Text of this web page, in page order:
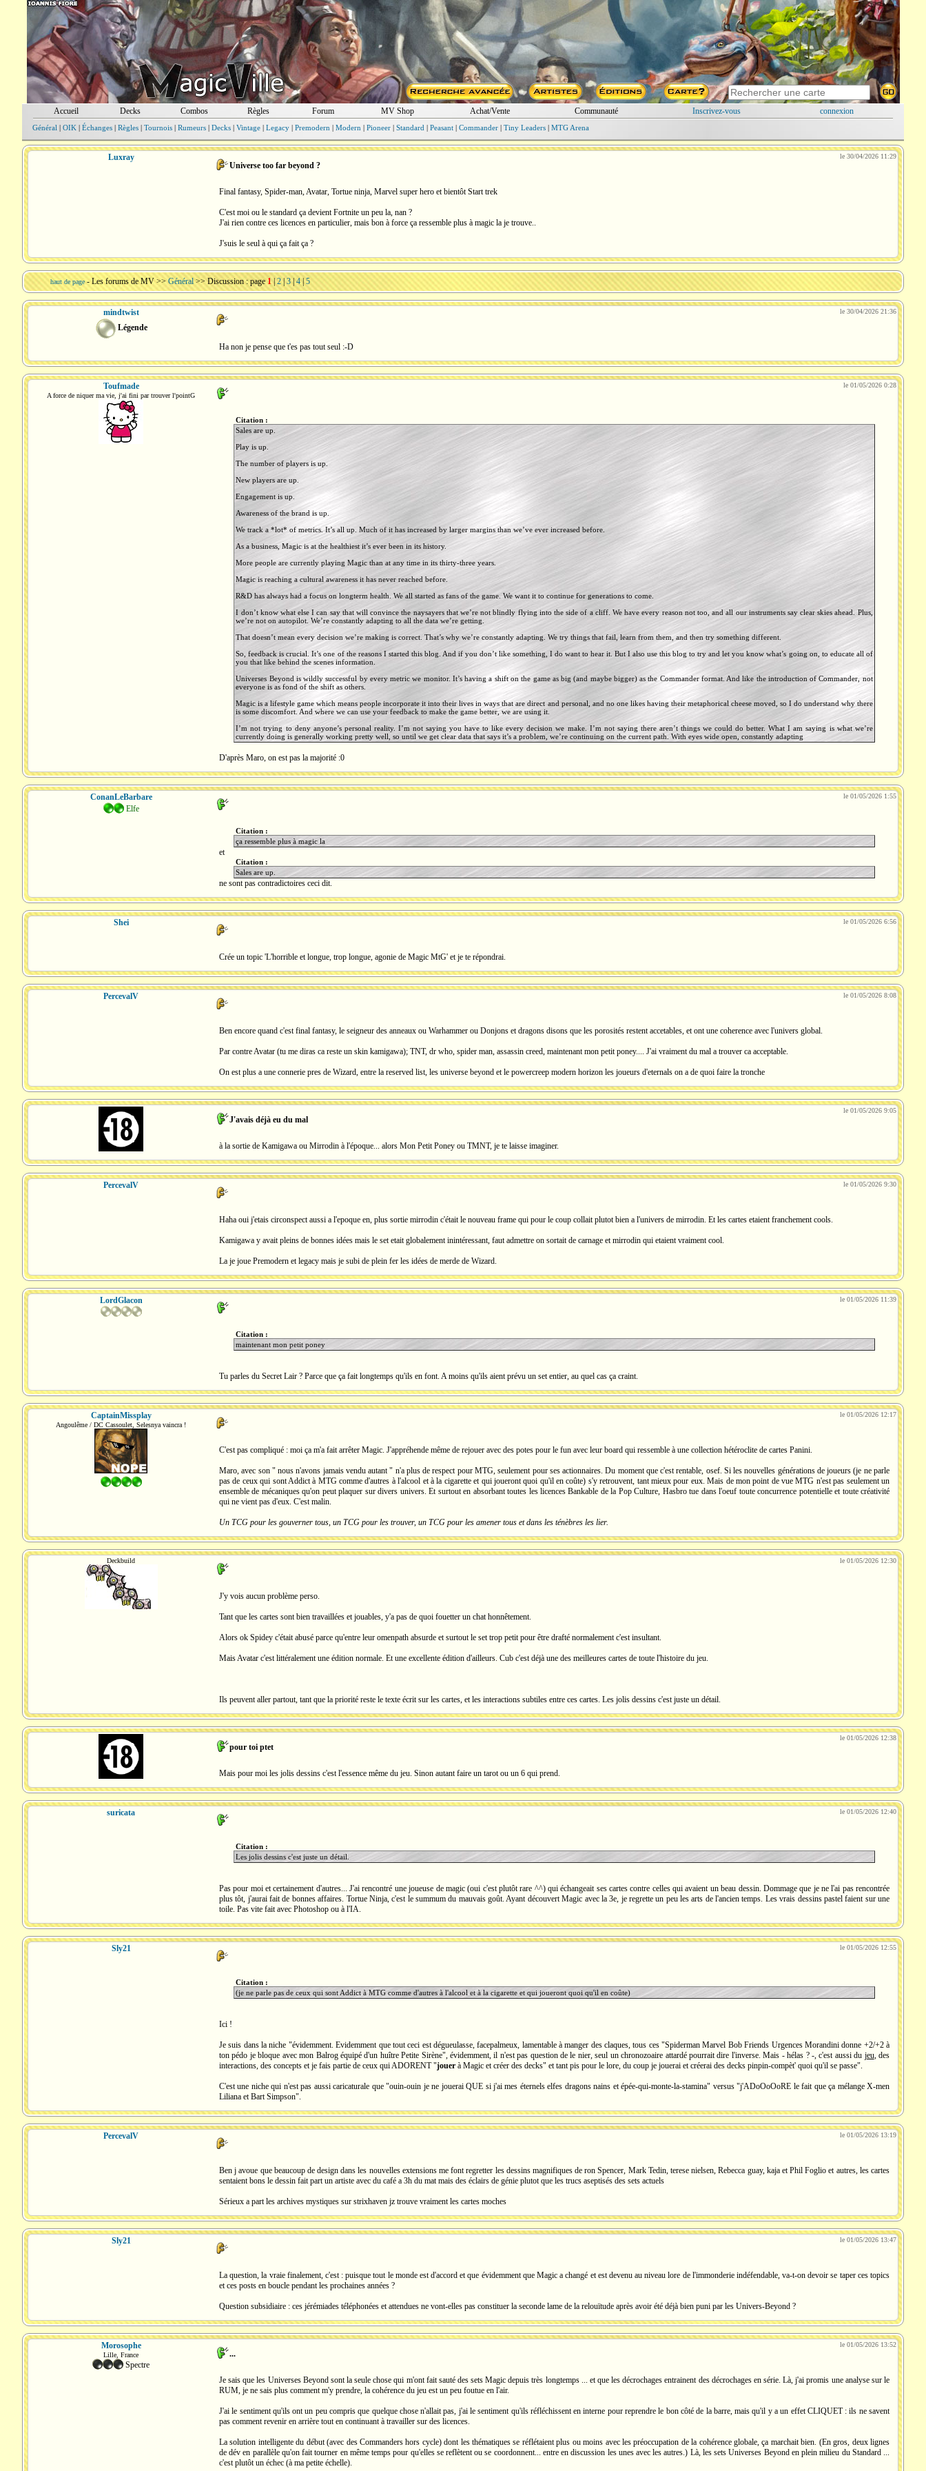
Accueil Decks Combos Règles Forum MV Shop Achat/Vente Communauté Inscrivez-vous connexion
Général | OIK | Échanges| Règles| Tournois| Rumeurs| Decks| Vintage| Legacy| Premodern | Modern | Pioneer| Standard | Peasant| Commander| Tiny Leaders| MTG Arena
Luxray
Universe too far beyond ?
le 30/04/2026 11:29
Final fantasy, Spider-man, Avatar, Tortue ninja, Marvel super hero et bientôt Start trek
C'est moi ou le standard ça devient Fortnite un peu la, nan ?
J'ai rien contre ces licences en particulier, mais bon à force ça ressemble plus à magic la je trouve..
J'suis le seul à qui ça fait ça ?
haut de page- Les forums de MV>> Général>> Discussion : page 1|2|3|4|5
mindtwist
Légende
le 30/04/2026 21:36
Ha non je pense que t'es pas tout seul :-D
Toufmade
A force de niquer ma vie, j'ai fini par trouver l'pointG
le 01/05/2026 0:28
Citation :
Sales are up.
Play is up.
The number of players is up.
New players are up.
Engagement is up.
Awareness of the brand is up.
We track a *lot* of metrics. It’s all up. Much of it has increased by larger margins than we’ve ever increased before.
As a business, Magic is at the healthiest it’s ever been in its history.
More people are currently playing Magic than at any time in its thirty-three years.
Magic is reaching a cultural awareness it has never reached before.
R&D has always had a focus on longterm health. We all started as fans of the game. We want it to continue for generations to come.
I don’t know what else I can say that will convince the naysayers that we’re not blindly flying into the side of a cliff. We have every reason not too, and all our instruments say clear skies ahead. Plus,
we’re not on autopilot. We’re constantly adapting to all the data we’re getting.
That doesn’t mean every decision we’re making is correct. That’s why we’re constantly adapting. We try things that fail, learn from them, and then try something different.
So, feedback is crucial. It’s one of the reasons I started this blog. And if you don’t like something, I do want to hear it. But I also use this blog to try and let you know what’s going on, to educate all of
you that like behind the scenes information.
Universes Beyond is wildly successful by every metric we monitor. It’s having a shift on the game as big (and maybe bigger) as the Commander format. And like the introduction of Commander, not
everyone is as fond of the shift as others.
Magic is a lifestyle game which means people incorporate it into their lives in ways that are direct and personal, and no one likes having their metaphorical cheese moved, so I do understand why there
is some discomfort. And where we can use your feedback to make the game better, we are using it.
I’m not trying to deny anyone’s personal reality. I’m not saying you have to like every decision we make. I’m not saying there aren’t things we could do better. What I am saying is what we’re
currently doing is generally working pretty well, so until we get clear data that says it’s a problem, we’re continuing on the current path. With eyes wide open, constantly adapting
D'après Maro, on est pas la majorité :0
ConanLeBarbare
Elfe
le 01/05/2026 1:55
Citation :
ça ressemble plus à magic la
et
Citation :
Sales are up.
ne sont pas contradictoires ceci dit.
Shei le 01/05/2026 6:56
Crée un topic 'L'horrible et longue, trop longue, agonie de Magic MtG' et je te répondrai.
PercevalV le 01/05/2026 8:08
Ben encore quand c'est final fantasy, le seigneur des anneaux ou Warhammer ou Donjons et dragons disons que les porosités restent accetables, et ont une coherence avec l'univers global.
Par contre Avatar (tu me diras ca reste un skin kamigawa); TNT, dr who, spider man, assassin creed, maintenant mon petit poney.... J'ai vraiment du mal a trouver ca acceptable.
On est plus a une connerie pres de Wizard, entre la reserved list, les universe beyond et le powercreep modern horizon les joueurs d'eternals on a de quoi faire la tronche
J'avais déjà eu du mal
le 01/05/2026 9:05
à la sortie de Kamigawa ou Mirrodin à l'époque... alors Mon Petit Poney ou TMNT, je te laisse imaginer.
PercevalV le 01/05/2026 9:30
Haha oui j'etais circonspect aussi a l'epoque en, plus sortie mirrodin c'était le nouveau frame qui pour le coup collait plutot bien a l'univers de mirrodin. Et les cartes etaient franchement cools.
Kamigawa y avait pleins de bonnes idées mais le set etait globalement inintéressant, faut admettre on sortait de carnage et mirrodin qui etaient vraiment cool.
La je joue Premodern et legacy mais je subi de plein fer les idées de merde de Wizard.
LordGlacon le 01/05/2026 11:39
Citation :
maintenant mon petit poney
Tu parles du Secret Lair ? Parce que ça fait longtemps qu'ils en font. A moins qu'ils aient prévu un set entier, au quel cas ça craint.
CaptainMissplay
Angoulême / DC Cassoulet, Selesnya vaincra !
le 01/05/2026 12:17
C'est pas compliqué : moi ça m'a fait arrêter Magic. J'appréhende même de rejouer avec des potes pour le fun avec leur board qui ressemble à une collection hétéroclite de cartes Panini.
Maro, avec son " nous n'avons jamais vendu autant " n'a plus de respect pour MTG, seulement pour ses actionnaires. Du moment que c'est rentable, osef. Si les nouvelles générations de joueurs (je ne parle
pas de ceux qui sont Addict à MTG comme d'autres à l'alcool et à la cigarette et qui joueront quoi qu'il en coûte) s'y retrouvent, tant mieux pour eux. Mais de mon point de vue MTG n'est pas seulement un
ensemble de mécaniques qu'on peut plaquer sur divers univers. Et surtout en absorbant toutes les licences Bankable de la Pop Culture, Hasbro tue dans l'oeuf toute concurrence potentielle et toute créativité
qui ne vient pas d'eux. C'est malin.
Un TCG pour les gouverner tous, un TCG pour les trouver, un TCG pour les amener tous et dans les ténèbres les lier.
Deckbuild le 01/05/2026 12:30
J'y vois aucun problème perso.
Tant que les cartes sont bien travaillées et jouables, y'a pas de quoi fouetter un chat honnêtement.
Alors ok Spidey c'était abusé parce qu'entre leur omenpath absurde et surtout le set trop petit pour être drafté normalement c'est insultant.
Mais Avatar c'est littéralement une édition normale. Et une excellente édition d'ailleurs. Cub c'est déjà une des meilleures cartes de toute l'histoire du jeu.
Ils peuvent aller partout, tant que la priorité reste le texte écrit sur les cartes, et les interactions subtiles entre ces cartes. Les jolis dessins c'est juste un détail.
pour toi ptet
le 01/05/2026 12:38
Mais pour moi les jolis dessins c'est l'essence même du jeu. Sinon autant faire un tarot ou un 6 qui prend.
suricata le 01/05/2026 12:40
Citation :
Les jolis dessins c'est juste un détail.
Pas pour moi et certainement d'autres... J'ai rencontré une joueuse de magic (oui c'est plutôt rare ^^) qui échangeait ses cartes contre celles qui avaient un beau dessin. Dommage que je ne l'ai pas rencontrée
plus tôt, j'aurai fait de bonnes affaires. Tortue Ninja, c'est le summum du mauvais goût. Ayant découvert Magic avec la 3e, je regrette un peu les arts de l'ancien temps. Les vrais dessins pastel faient sur une
toile. Pas vite fait avec Photoshop ou à l'IA.
Sly21 le 01/05/2026 12:55
Citation :
(je ne parle pas de ceux qui sont Addict à MTG comme d'autres à l'alcool et à la cigarette et qui joueront quoi qu'il en coûte)
Ici !
Je suis dans la niche "évidemment. Evidemment que tout ceci est dégueulasse, facepalmeux, lamentable à manger des claques, tous ces "Spiderman Marvel Bob Friends Urgences Morandini donne +2/+2 à
ton pédo je bloque avec mon Balrog équipé d'un huître Petite Sirène", évidemment, il n'est pas question de le nier, seul un chronozoaire attardé pourrait dire l'inverse. Mais - hélas ? -, c'est aussi du jeu, des
interactions, des concepts et je fais partie de ceux qui ADORENT "jouer à Magic et créer des decks" et tant pis pour le lore, du coup je jouerai et créerai des decks pinpin-compèt' quoi qu'il se passe".
C'est une niche qui n'est pas aussi caricaturale que "ouin-ouin je ne jouerai QUE si j'ai mes éternels elfes dragons nains et épée-qui-monte-la-stamina" versus "j'ADoOoOoRE le fait que ça mélange X-men
Liliana et Bart Simpson".
PercevalV le 01/05/2026 13:19
Ben j avoue que beaucoup de design dans les nouvelles extensions me font regretter les dessins magnifiques de ron Spencer, Mark Tedin, terese nielsen, Rebecca guay, kaja et Phil Foglio et autres, les cartes
sentaient bons le dessin fait part un artiste avec du café a 3h du mat mais des éclairs de génie plutot que les trucs aseptisés des sets actuels
Sérieux a part les archives mystiques sur strixhaven jz trouve vraiment les cartes moches
Sly21 le 01/05/2026 13:47
La question, la vraie finalement, c'est : puisque tout le monde est d'accord et que évidemment que Magic a changé et est devenu au niveau lore de l'immonderie indéfendable, va-t-on devoir se taper ces topics
et ces posts en boucle pendant les prochaines années ?
Question subsidiaire : ces jérémiades téléphonées et attendues ne vont-elles pas constituer la seconde lame de la relouïtude après avoir été déjà bien puni par les Univers-Beyond ?
Morosophe
Lille, France
Spectre
...
le 01/05/2026 13:52
Je sais que les Universes Beyond sont la seule chose qui m'ont fait sauté des sets Magic depuis très longtemps ... et que les décrochages entrainent des décrochages en série. Là, j'ai promis une analyse sur le
RUM, je ne sais plus comment m'y prendre, la cohérence du jeu est un peu foutue en l'air.
J'ai le sentiment qu'ils ont un peu compris que quelque chose n'allait pas, j'ai le sentiment qu'ils réfléchissent en interne pour reprendre le bon côté de la barre, mais qu'il y a un effet CLIQUET : ils ne savent
pas comment revenir en arrière tout en continuant à travailler sur des licences.
La solution intelligente du début (avec des Commanders hors cycle) dont les thématiques se réflétaient plus ou moins avec les préoccupation de la cohérence globale, ça marchait bien. (En gros, deux lignes
de dév en parallèle qu'on fait tourner en même temps pour qu'elles se reflètent ou se coordonnent... entre en discussion les unes avec les autres.) Là, les sets Universes Beyond en plein milieu du Standard ...
c'est plutôt un échec (à ma petite échelle).